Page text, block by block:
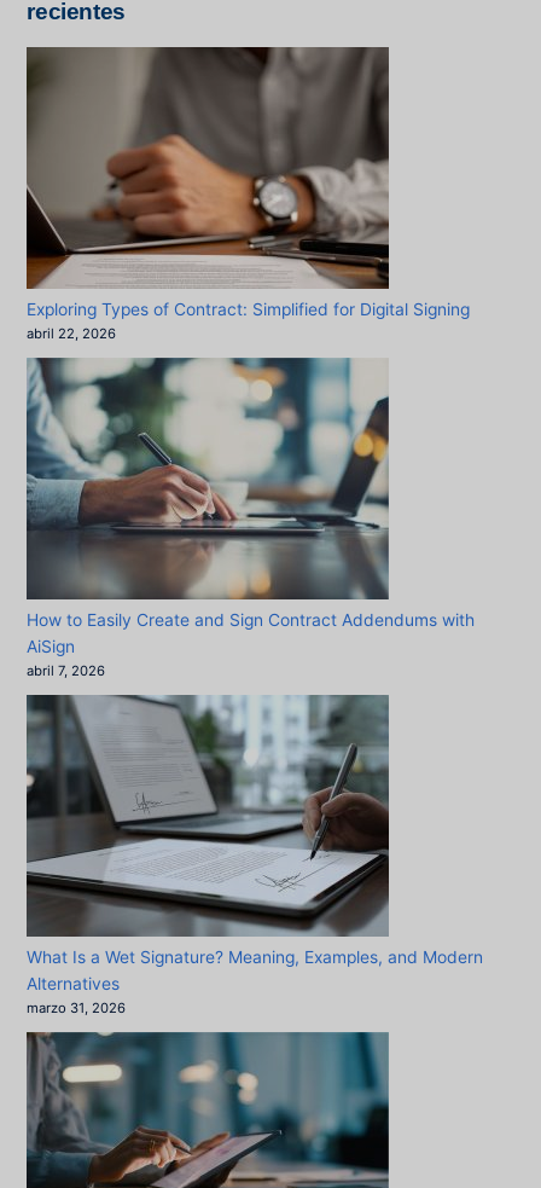
recientes
Exploring Types of Contract: Simplified for Digital Signing
abril 22, 2026
How to Easily Create and Sign Contract Addendums with
AiSign
abril 7, 2026
What Is a Wet Signature? Meaning, Examples, and Modern
Alternatives
marzo 31, 2026